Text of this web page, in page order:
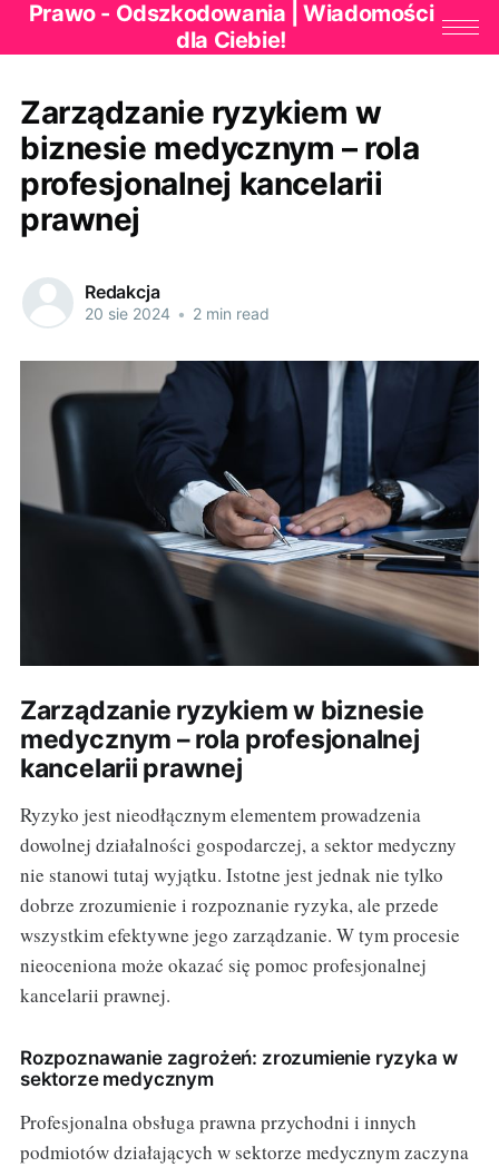
Prawo - Odszkodowania | Wiadomości
dla Ciebie!
Zarządzanie ryzykiem w
biznesie medycznym – rola
profesjonalnej kancelarii
prawnej
Redakcja
20 sie 2024 • 2 min read
Zarządzanie ryzykiem w biznesie
medycznym – rola profesjonalnej
kancelarii prawnej
Ryzyko jest nieodłącznym elementem prowadzenia
dowolnej działalności gospodarczej, a sektor medyczny
nie stanowi tutaj wyjątku. Istotne jest jednak nie tylko
dobrze zrozumienie i rozpoznanie ryzyka, ale przede
wszystkim efektywne jego zarządzanie. W tym procesie
nieoceniona może okazać się pomoc profesjonalnej
kancelarii prawnej.
Rozpoznawanie zagrożeń: zrozumienie ryzyka w
sektorze medycznym
Profesjonalna obsługa prawna przychodni i innych
podmiotów działających w sektorze medycznym zaczyna